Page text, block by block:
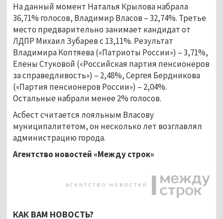
На данный момент Наталья Крылова набрала
36,71% голосов, Владимир Власов – 32,74%. Третье
место предварительно занимает кандидат от
ЛДПР Михаил Зубарев с 13,11%. Результат
Владимира Коптяева («Патриоты России») – 3,71%,
Елены Стуковой («Российская партия пенсионеров
за справедливость») – 2,48%, Сергея Бердникова
(«Партия пенсионеров России») – 2,04%.
Остальные набрали менее 2% голосов.
Асбест считается лояльным Власову
муниципалитетом, он несколько лет возглавлял
администрацию города.
Агентство новостей «Между строк»
КАК ВАМ НОВОСТЬ?